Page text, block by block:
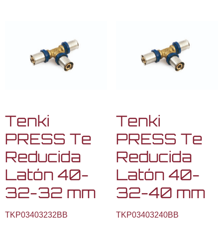
Tenki
PRESS Te
Reducida
Latón 40-
32-32 mm
TKP03403232BB
Tenki
PRESS Te
Reducida
Latón 40-
32-40 mm
TKP03403240BB